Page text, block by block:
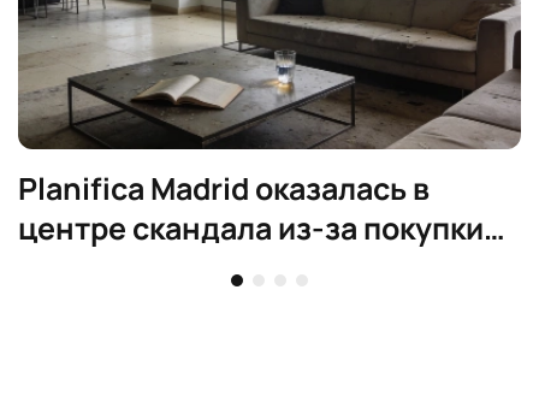
Planifica Madrid оказалась в
центре скандала из-за покупки
элитного жилья